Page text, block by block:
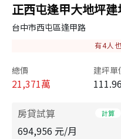
正西屯逢甲大地坪建
台中市西屯區逢甲路
有4人
總價
21,371萬
建坪單
房貸試算 計算
694,956 元/月